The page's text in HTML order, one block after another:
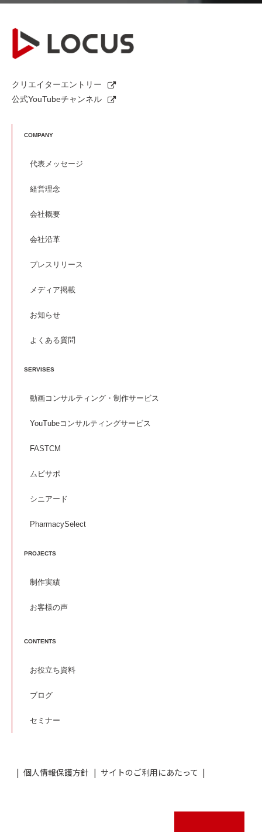
クリエイターエントリー
公式YouTubeチャンネル
COMPANY
代表メッセージ
経営理念
会社概要
会社沿革
プレスリリース
メディア掲載
お知らせ
よくある質問
SERVISES
動画コンサルティング・制作サービス
YouTubeコンサルティングサービス
FASTCM
ムビサポ
シニアード
PharmacySelect
PROJECTS
制作実績
お客様の声
CONTENTS
お役立ち資料
ブログ
セミナー
個人情報保護方針 サイトのご利用にあたって